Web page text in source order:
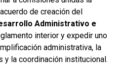
150 toneladas de
vegetales. Se estima
en dos días.
de SIRESOL Cancún
de creación del
Administrativo e
interior y expedir uno
administrativa, la
la coordinación institucional.